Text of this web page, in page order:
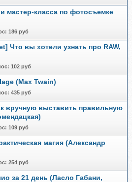
мастер-класса по фотосъемке
186 руб
Что вы хотели узнать про RAW,
102 руб
(Max Twain)
435 руб
вручную выставить правильную
109 руб
магия (Александр
254 руб
за 21 день (Ласло Габани,